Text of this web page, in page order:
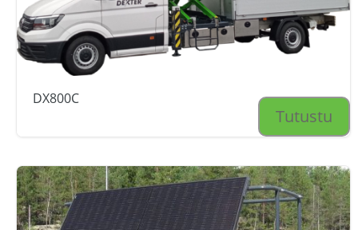
DX800C
Tutustu